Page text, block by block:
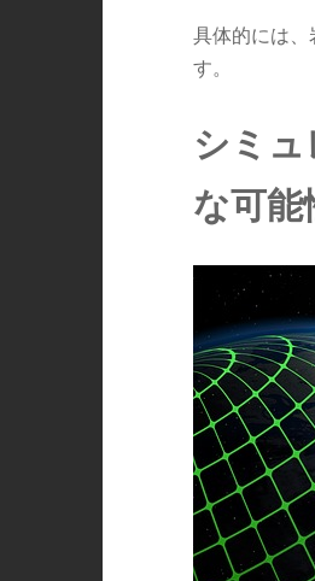
具体的には、
す。
シミ
な可能